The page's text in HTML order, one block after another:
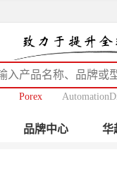
Porex
品牌中心 华